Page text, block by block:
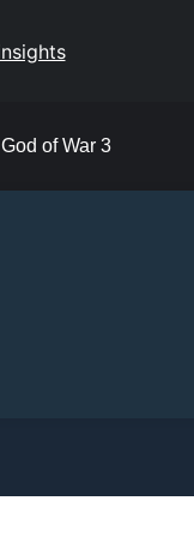
God of War 3